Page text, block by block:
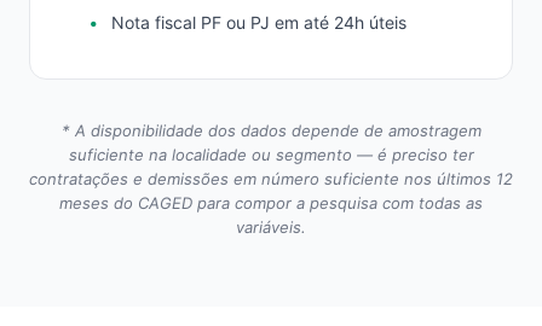
Nota fiscal PF ou PJ em até 24h úteis
* A disponibilidade dos dados depende de amostragem
suficiente na localidade ou segmento — é preciso ter
contratações e demissões em número suficiente nos últimos 12
meses do CAGED para compor a pesquisa com todas as
variáveis.